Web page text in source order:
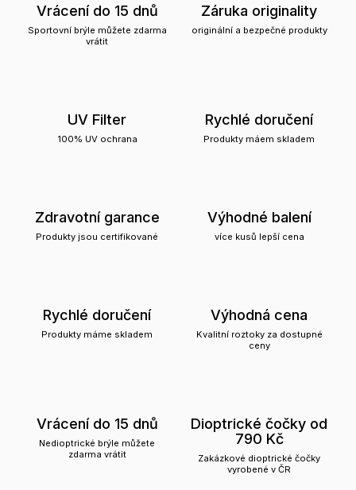
Vrácení do 15 dnů
Sportovní brýle můžete zdarma
vrátit
Záruka originality
originální a bezpečné produkty
UV Filter
100% UV ochrana
Rychlé doručení
Produkty máem skladem
Zdravotní garance
Produkty jsou certifikované
Výhodné balení
více kusů lepší cena
Rychlé doručení
Produkty máme skladem
Výhodná cena
Kvalitní roztoky za dostupné
ceny
Vrácení do 15 dnů
Nedioptrické brýle můžete
zdarma vrátit
Dioptrické čočky od
790 Kč
Zakázkové dioptrické čočky
vyrobené v ČR